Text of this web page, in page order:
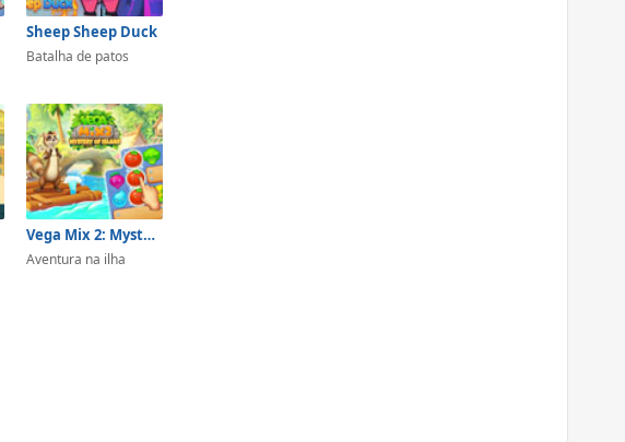
Sheep Sheep Duck
Batalha de patos
Vega Mix 2: Mystery of Island
Aventura na ilha